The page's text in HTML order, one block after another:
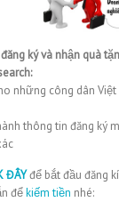
ký và nhận quà
những công dân
thông tin đăng ký
ĐÂYđể bắt đầu đăng
đểkiếm tiền nhé: